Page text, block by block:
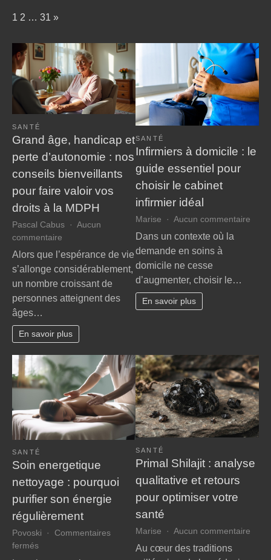
Page:
1 2 … 31 Next
»
SANTÉ
Grand âge, handicap et
perte d’autonomie : nos
conseils bienveillants
pour faire valoir vos
droits à la MDPH
Pascal Cabus
Aucun
commentaire
Grand
âge,
handicap
et
perte
:
nos
bienveillants
pour
faire
valoir
vos
droits
à
MDPH
Alors que l’espérance de vie
s’allonge considérablement,
un nombre croissant de
personnes atteignent des
âges…
En savoir plus
SANTÉ
Infirmiers à domicile : le
guide essentiel pour
choisir le cabinet
infirmier idéal
Marise Aucun commentaire
idéal
Dans un contexte où la
demande en soins à
domicile ne cesse
d’augmenter, choisir le…
En savoir plus
SANTÉ
Soin energetique
nettoyage : pourquoi
purifier son énergie
régulièrement
Povoski
Commentaires
ferméssur
SANTÉ
Primal Shilajit : analyse
qualitative et retours
pour optimiser votre
santé
Marise Aucun commentaire
Au cœur des traditions